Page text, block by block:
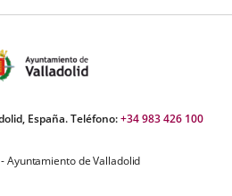
España. Teléfono:+34 983 426 100
Ayuntamiento de Valladolid